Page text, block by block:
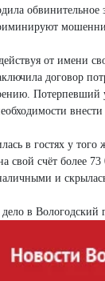
от имени
договор
Потерпевший
в гостях у того
свой счёт более
и
в Вологодский